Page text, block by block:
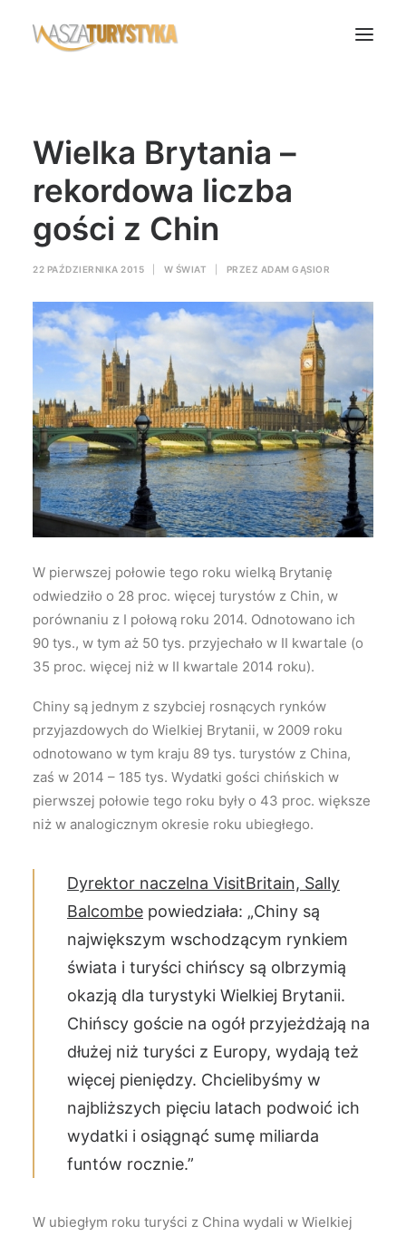
Biura podróży
Transport
Noclegi
Polska
Świat
Rok Kobiet
Wasze Podróże
Wyszukiwanie
Wielka Brytania –
rekordowa liczba
gości z Chin
22 PAŹDZIERNIKA 2015 W ŚWIAT PRZEZ ADAM GĄSIOR
W pierwszej połowie tego roku wielką Brytanię
odwiedziło o 28 proc. więcej turystów z Chin, w
porównaniu z I połową roku 2014. Odnotowano ich
90 tys., w tym aż 50 tys. przyjechało w II kwartale (o
35 proc. więcej niż w II kwartale 2014 roku).
Chiny są jednym z szybciej rosnących rynków
przyjazdowych do Wielkiej Brytanii, w 2009 roku
odnotowano w tym kraju 89 tys. turystów z China,
zaś w 2014 – 185 tys. Wydatki gości chińskich w
pierwszej połowie tego roku były o 43 proc. większe
niż w analogicznym okresie roku ubiegłego.
Dyrektor naczelna VisitBritain, Sally
Balcombe powiedziała: „Chiny są
największym wschodzącym rynkiem
świata i turyści chińscy są olbrzymią
okazją dla turystyki Wielkiej Brytanii.
Chińscy goście na ogół przyjeżdżają na
dłużej niż turyści z Europy, wydają też
więcej pieniędzy. Chcielibyśmy w
najbliższych pięciu latach podwoić ich
wydatki i osiągnąć sumę miliarda
funtów rocznie.”
W ubiegłym roku turyści z China wydali w Wielkiej